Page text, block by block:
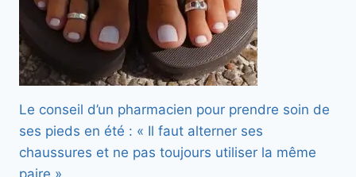
Le conseil d’un pharmacien pour prendre soin de
ses pieds en été : « Il faut alterner ses
chaussures et ne pas toujours utiliser la même